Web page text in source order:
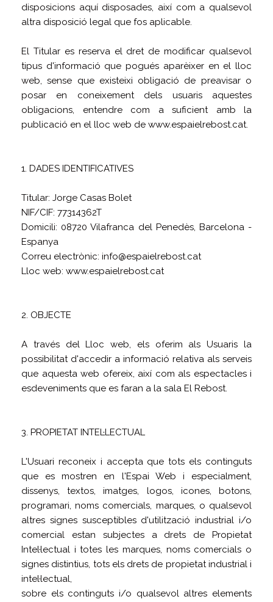
disposicions aquí disposades, així com a qualsevol
altra disposició legal que fos aplicable.
El Titular es reserva el dret de modificar qualsevol
tipus d'informació que pogués aparèixer en el lloc
web, sense que existeixi obligació de preavisar o
posar en coneixement dels usuaris aquestes
obligacions, entendre com a suficient amb la
publicació en el lloc web de www.espaielrebost.cat.
1. DADES IDENTIFICATIVES
Titular: Jorge Casas Bolet
NIF/CIF: 77314362T
Domicili: 08720 Vilafranca del Penedès, Barcelona -
Espanya
Correu electrònic: info@espaielrebost.cat
Lloc web: www.espaielrebost.cat
2. OBJECTE
A través del Lloc web, els oferim als Usuaris la
possibilitat d'accedir a informació relativa als serveis
que aquesta web ofereix, així com als espectacles i
esdeveniments que es faran a la sala El Rebost.
3. PROPIETAT INTEL·LECTUAL
L'Usuari reconeix i accepta que tots els continguts
que es mostren en l'Espai Web i especialment,
dissenys, textos, imatges, logos, icones, botons,
programari, noms comercials, marques, o qualsevol
altres signes susceptibles d'utilització industrial i/o
comercial estan subjectes a drets de Propietat
Intel·lectual i totes les marques, noms comercials o
signes distintius, tots els drets de propietat industrial i
intel·lectual,
sobre els continguts i/o qualsevol altres elements